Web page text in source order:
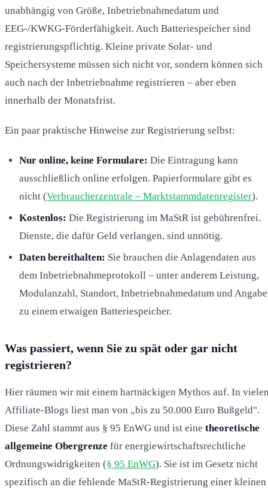
unabhängig von Größe, Inbetriebnahmedatum und
EEG-/KWKG-Förderfähigkeit. Auch Batteriespeicher sind
registrierungspflichtig. Kleine private Solar- und
Speichersysteme müssen sich nicht vor, sondern können sich
auch nach der Inbetriebnahme registrieren – aber eben
innerhalb der Monatsfrist.
Ein paar praktische Hinweise zur Registrierung selbst:
Nur online, keine Formulare: Die Eintragung kann
ausschließlich online erfolgen. Papierformulare gibt es
nicht (Verbraucherzentrale – Marktstammdatenregister).
Kostenlos: Die Registrierung im MaStR ist gebührenfrei.
Dienste, die dafür Geld verlangen, sind unnötig.
Daten bereithalten: Sie brauchen die Anlagendaten aus
dem Inbetriebnahmeprotokoll – unter anderem Leistung,
Modulanzahl, Standort, Inbetriebnahmedatum und
zu einem etwaigen Batteriespeicher.
Was passiert, wenn Sie zu spät oder gar nicht
registrieren?
Hier räumen wir mit einem hartnäckigen Mythos auf. In
Affiliate-Blogs liest man von „bis zu 50.000 Euro Bußgeld".
Diese Zahl stammt aus § 95 EnWG und ist eine theoretische
allgemeine Obergrenze für energiewirtschaftsrechtliche
Ordnungswidrigkeiten (§ 95 EnWG). Sie ist im Gesetz nicht
spezifisch an die fehlende MaStR-Registrierung einer kleinen